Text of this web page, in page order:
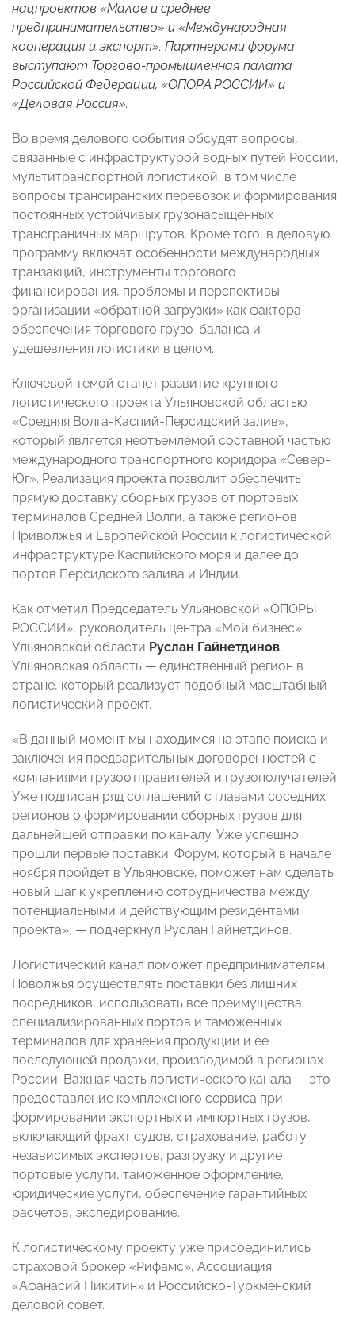
нацпроектов «Малое и среднее
предпринимательство» и «Международная
кооперация и экспорт». Партнерами форума
выступают Торгово-промышленная палата
Российской Федерации, «ОПОРА РОССИИ» и
«Деловая Россия».
Во время делового события обсудят вопросы,
связанные с инфраструктурой водных путей России,
мультитранспортной логистикой, в том числе
вопросы трансиранских перевозок и формирования
постоянных устойчивых грузонасыщенных
трансграничных маршрутов. Кроме того, в деловую
программу включат особенности международных
транзакций, инструменты торгового
финансирования, проблемы и перспективы
организации «обратной загрузки» как фактора
обеспечения торгового грузо-баланса и
удешевления логистики в целом.
Ключевой темой станет развитие крупного
логистического проекта Ульяновской областью
«Средняя Волга-Каспий-Персидский залив»,
который является неотъемлемой составной частью
международного транспортного коридора «Север-
Юг». Реализация проекта позволит обеспечить
прямую доставку сборных грузов от портовых
терминалов Средней Волги, а также регионов
Приволжья и Европейской России к логистической
инфраструктуре Каспийского моря и далее до
портов Персидского залива и Индии.
Как отметил Председатель Ульяновской «ОПОРЫ
РОССИИ», руководитель центра «Мой бизнес»
Ульяновской области Руслан Гайнетдинов,
Ульяновская область — единственный регион в
стране, который реализует подобный масштабный
логистический проект.
«В данный момент мы находимся на этапе поиска и
заключения предварительных договоренностей с
компаниями грузоотправителей и грузополучателей.
Уже подписан ряд соглашений с главами соседних
регионов о формировании сборных грузов для
дальнейшей отправки по каналу. Уже успешно
прошли первые поставки. Форум, который в начале
ноября пройдет в Ульяновске, поможет нам сделать
новый шаг к укреплению сотрудничества между
потенциальными и действующим резидентами
проекта», — подчеркнул Руслан Гайнетдинов.
Логистический канал поможет предпринимателям
Поволжья осуществлять поставки без лишних
посредников, использовать все преимущества
специализированных портов и таможенных
терминалов для хранения продукции и ее
последующей продажи, производимой в регионах
России. Важная часть логистического канала — это
предоставление комплексного сервиса при
формировании экспортных и импортных грузов,
включающий фрахт судов, страхование, работу
независимых экспертов, разгрузку и другие
портовые услуги, таможенное оформление,
юридические услуги, обеспечение гарантийных
расчетов, экспедирование.
К логистическому проекту уже присоединились
страховой брокер «Рифамс», Ассоциация
«Афанасий Никитин» и Российско-Туркменский
деловой совет.